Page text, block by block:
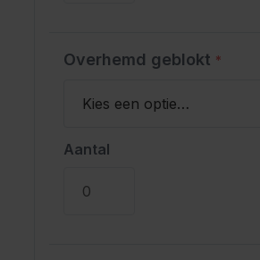
Overhemd geblokt *
Aantal